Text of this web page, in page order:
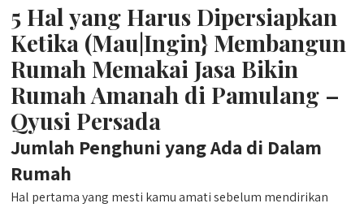
5 Hal yang Harus Dipersiapkan
Ketika (Mau|Ingin} Membangun
Rumah Memakai Jasa Bikin
Rumah Amanah di Pamulang –
Qyusi Persada
Jumlah Penghuni yang Ada di Dalam
Rumah
Hal pertama yang mesti kamu amati sebelum mendirikan